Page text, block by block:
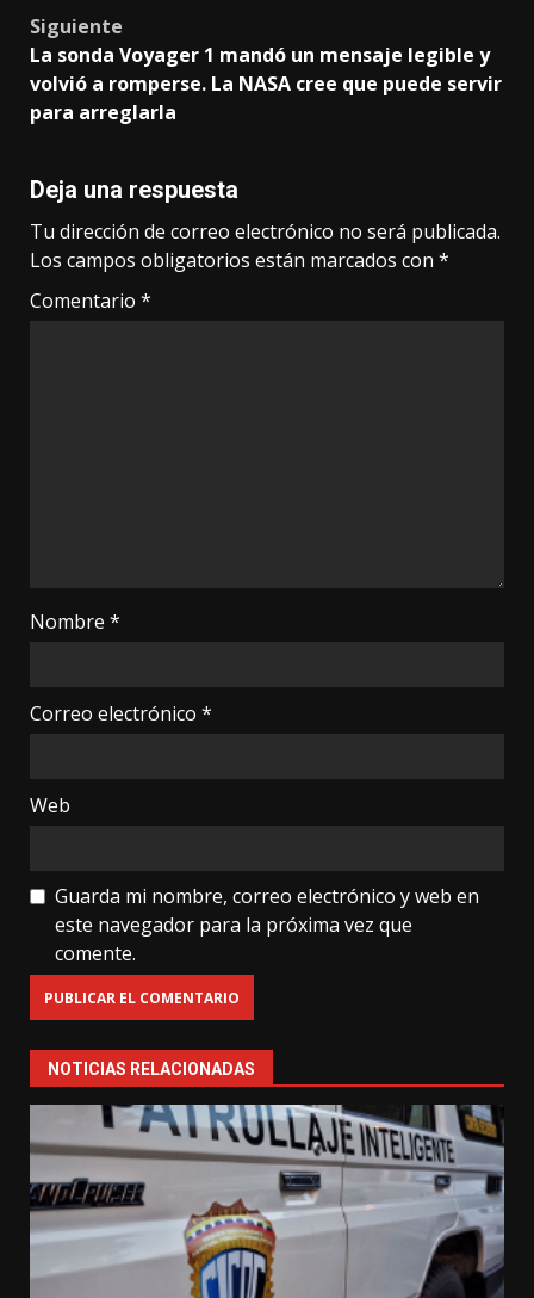
Siguiente
La sonda Voyager 1 mandó un mensaje legible y
volvió a romperse. La NASA cree que puede servir
para arreglarla
Deja una respuesta
Tu dirección de correo electrónico no será publicada.
Los campos obligatorios están marcados con *
Comentario *
Nombre *
Correo electrónico *
Web
Guarda mi nombre, correo electrónico y web en
este navegador para la próxima vez que
comente.
NOTICIAS RELACIONADAS